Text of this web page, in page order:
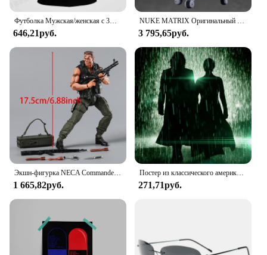
646,21руб. 3 795,65руб.
1 665,82руб.
Постер из классического американского фильма «The Matrix», высококачественный холст, ретро-искусство, идеально подходит для домашнего декора стен, идеально
271,71руб.